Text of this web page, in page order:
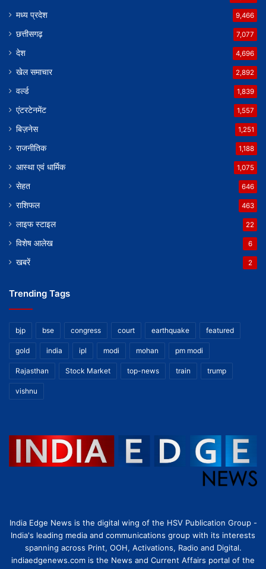
मध्य प्रदेश 9,466
छत्तीसगढ़ 7,077
देश 4,696
खेल समाचार 2,892
वर्ल्ड 1,839
एंटरटेनमेंट 1,557
बिज़नेस 1,251
राजनीतिक 1,188
आस्था एवं धार्मिक 1,075
सेहत 646
राशिफल 463
लाइफ स्टाइल 22
विशेष आलेख 6
खबरें 2
Trending Tags
bjp bse congress court earthquake featured
gold india ipl modi mohan pm modi
Rajasthan Stock Market top-news train trump
vishnu
India Edge News is the digital wing of the HSV Publication Group -
India's leading media and communications group with its interests
spanning across Print, OOH, Activations, Radio and Digital.
indiaedgenews.com is the News and Current Affairs portal of the